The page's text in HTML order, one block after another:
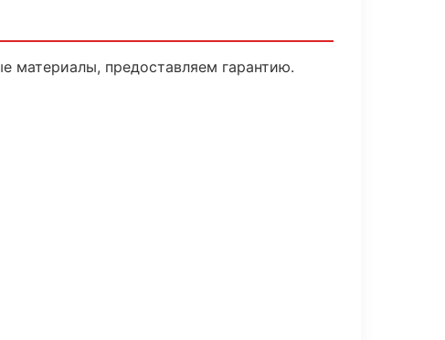
материалы, предоставляем гарантию.